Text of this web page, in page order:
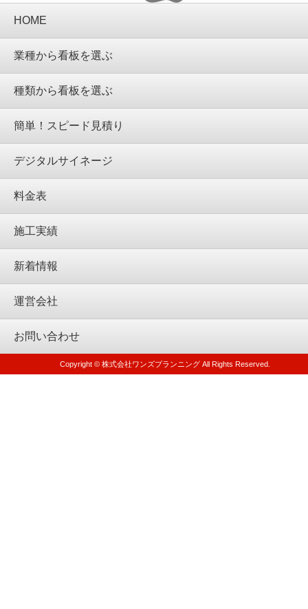
HOME
業種から看板を選ぶ
種類から看板を選ぶ
簡単！スピード見積り
デジタルサイネージ
料金表
施工実績
新着情報
運営会社
お問い合わせ
Copyright © 株式会社ワンズプランニング All Rights Reserved.